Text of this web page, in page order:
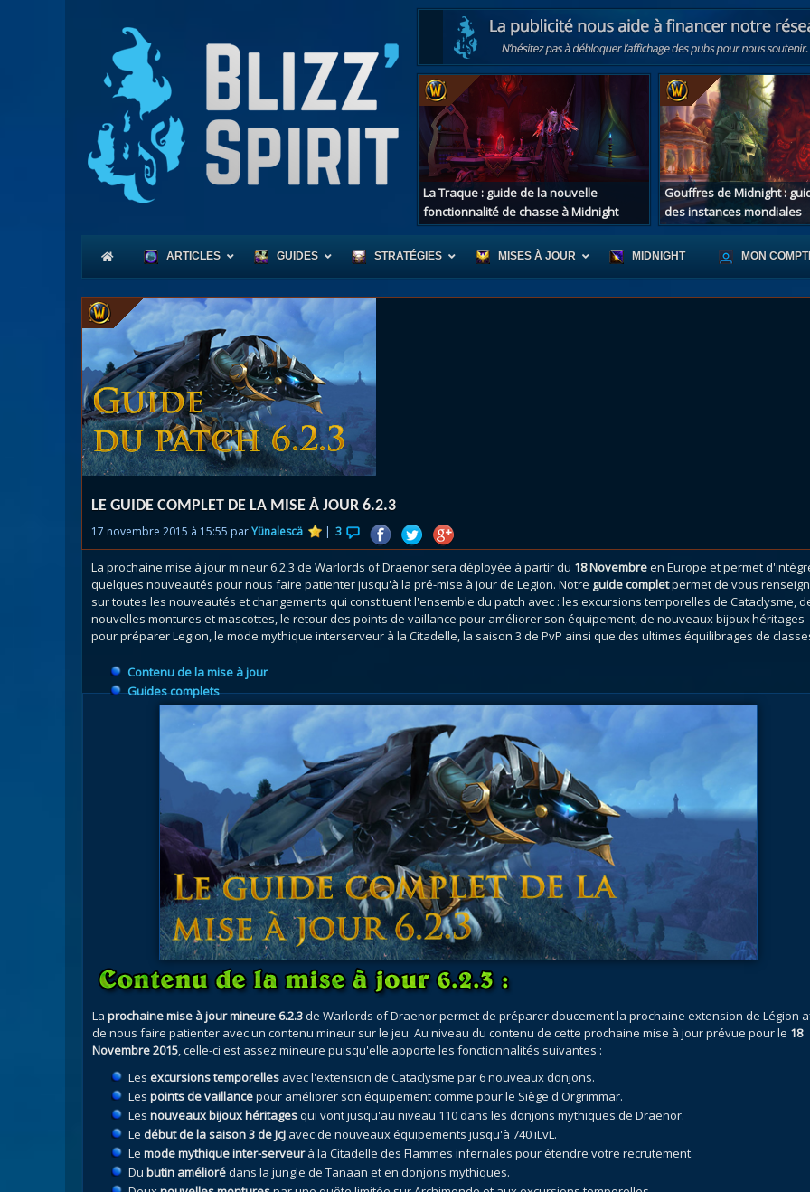
La Traque : guide de la nouvelle
fonctionnalité de chasse à Midnight
Gouffres de Midnight :
des instances mondiales
ARTICLES GUIDES STRATÉGIES MISES À JOUR MIDNIGHT MON
LE GUIDE COMPLET DE LA MISE À JOUR 6.2.3
17 novembre 2015 à 15:55 parYünalescä | 3
La prochaine mise à jour mineur 6.2.3 de Warlords of Draenor sera déployée à partir du 18 Novembreen Europe et permet
quelques nouveautés pour nous faire patienter jusqu'à la pré-mise à jour de Legion. Notre guide completpermet de vous
sur toutes les nouveautés et changements qui constituent l'ensemble du patch avec : les excursions temporelles de Cataclysme,
nouvelles montures et mascottes, le retour des points de vaillance pour améliorer son équipement, de nouveaux bijoux héritages
pour préparer Legion, le mode mythique interserveur à la Citadelle, la saison 3 de PvP ainsi que des ultimes équilibrages de
Contenu de la mise à jour
Guides complets
La prochaine mise à jour mineure 6.2.3de Warlords of Draenor permet de préparer doucement la prochaine extension de Légion
de nous faire patienter avec un contenu mineur sur le jeu. Au niveau du contenu de cette prochaine mise à jour prévue pour le 18
Novembre 2015, celle-ci est assez mineure puisqu'elle apporte les fonctionnalités suivantes :
Les excursions temporelles avec l'extension de Cataclysme par 6 nouveaux donjons.
Les points de vaillancepour améliorer son équipement comme pour le Siège d'Orgrimmar.
Les nouveaux bijoux héritagesqui vont jusqu'au niveau 110 dans les donjons mythiques de Draenor.
Le début de la saison 3 de JcJ avec de nouveaux équipements jusqu'à 740 iLvL.
Le mode mythique inter-serveurà la Citadelle des Flammes infernales pour étendre votre recrutement.
Du butin améliorédans la jungle de Tanaan et en donjons mythiques.